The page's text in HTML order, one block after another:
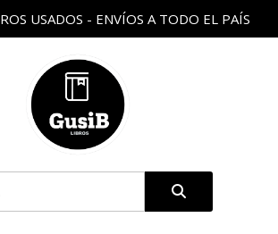
USADOS - ENVÍOS A TODO EL PAÍS